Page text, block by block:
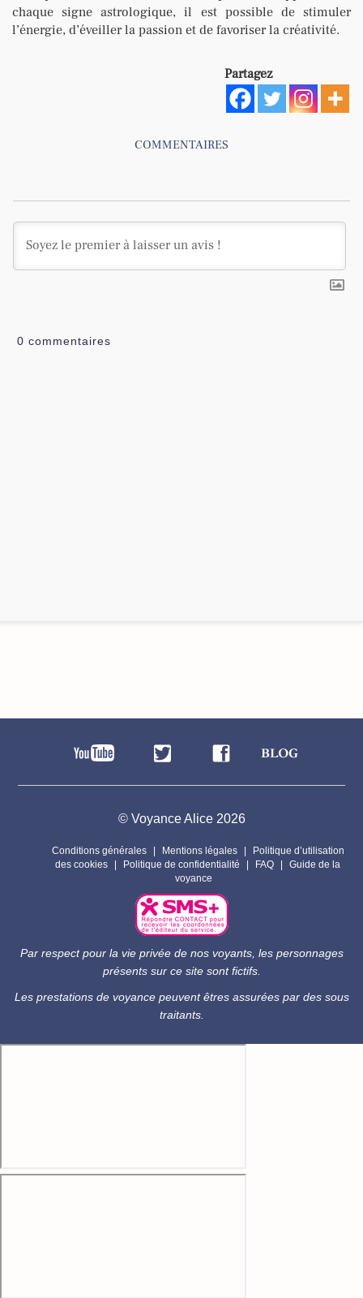
chaque signe astrologique, il est possible de stimuler
l’énergie, d’éveiller la passion et de favoriser la créativité.
Partagez
COMMENTAIRES
0 commentaires
© Voyance Alice 2026
Conditions générales Mentions légales
Politique d’utilisation
des cookies
Politique de confidentialité FAQ
Guide de la
voyance
Par respect pour la vie privée de nos voyants, les personnages
présents sur ce site sont fictifs.
Les prestations de voyance peuvent êtres assurées par des sous
traitants.